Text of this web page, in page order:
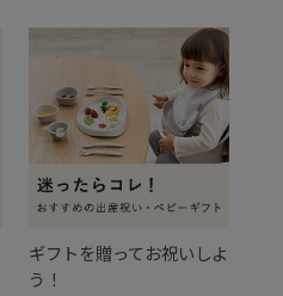
ギフトを贈ってお祝いしよ
う！